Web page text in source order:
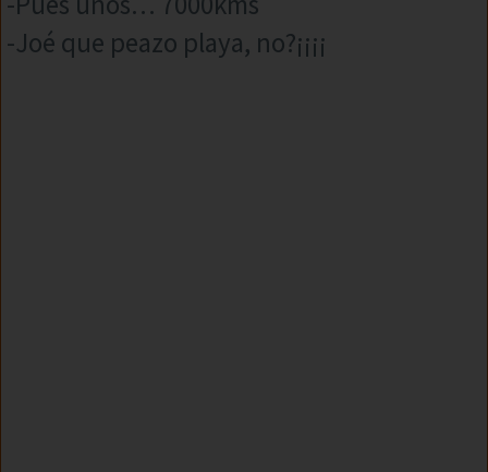
-Joé que peazo playa, no?¡¡¡¡